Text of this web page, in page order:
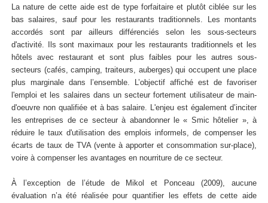
La nature de cette aide est de type forfaitaire et plutôt ciblée sur les
bas salaires, sauf pour les restaurants traditionnels. Les montants
accordés sont par ailleurs différenciés selon les sous-secteurs
d'activité. Ils sont maximaux pour les restaurants traditionnels et les
hôtels avec restaurant et sont plus faibles pour les autres sous-
secteurs (cafés, camping, traiteurs, auberges) qui occupent une place
plus marginale dans l’ensemble. L’objectif affiché est de favoriser
l'emploi et les salaires dans un secteur fortement utilisateur de main-
d'oeuvre non qualifiée et à bas salaire. L'enjeu est également d’inciter
les entreprises de ce secteur à abandonner le « Smic hôtelier », à
réduire le taux d'utilisation des emplois informels, de compenser les
écarts de taux de TVA (vente à apporter et consommation sur-place),
voire à compenser les avantages en nourriture de ce secteur.
À l’exception de l’étude de Mikol et Ponceau (2009), aucune
évaluation n’a été réalisée pour quantifier les effets de cette aide